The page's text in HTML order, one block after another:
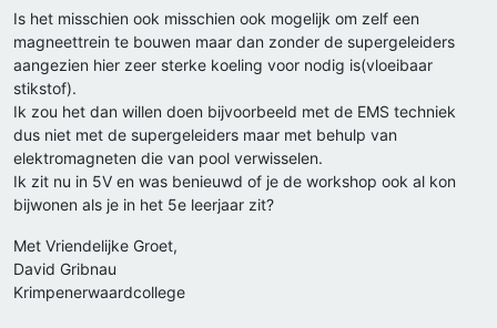
Is het misschien ook misschien ook mogelijk om zelf een
magneettrein te bouwen maar dan zonder de supergeleiders
aangezien hier zeer sterke koeling voor nodig is(vloeibaar
stikstof).
Ik zou het dan willen doen bijvoorbeeld met de EMS techniek
dus niet met de supergeleiders maar met behulp van
elektromagneten die van pool verwisselen.
Ik zit nu in 5V en was benieuwd of je de workshop ook al kon
bijwonen als je in het 5e leerjaar zit?
Met Vriendelijke Groet,
David Gribnau
Krimpenerwaardcollege